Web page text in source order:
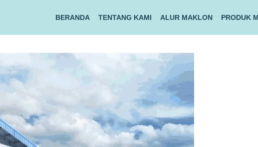
BERANDA TENTANG KAMI ALUR MAKLON PRODUK